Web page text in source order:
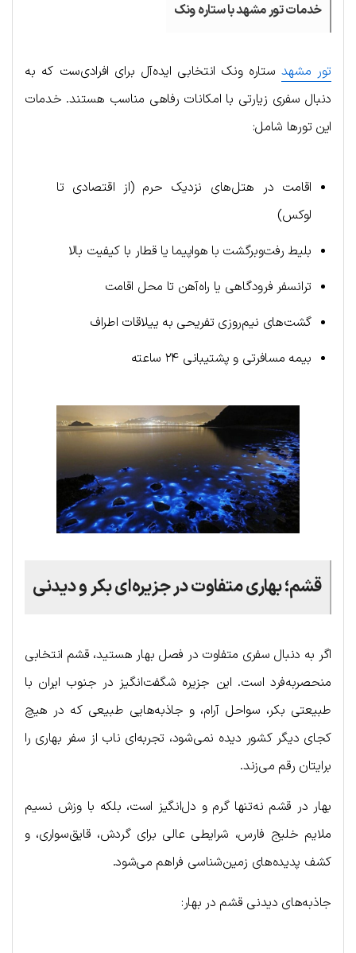
خدمات تور مشهد با ستاره ونک
تور مشهد ستاره ونک انتخابی ایده‌آل برای افرادی‌ست که به
دنبال سفری زیارتی با امکانات رفاهی مناسب هستند. خدمات
این تورها شامل:
اقامت در هتل‌های نزدیک حرم (از اقتصادی تا
لوکس)
بلیط رفت‌و‌برگشت با هواپیما یا قطار با کیفیت بالا
ترانسفر فرودگاهی یا راه‌آهن تا محل اقامت
گشت‌های نیم‌روزی تفریحی به ییلاقات اطراف
بیمه مسافرتی و پشتیبانی ۲۴ ساعته
قشم؛ بهاری متفاوت در جزیره‌ای بکر و دیدنی
اگر به دنبال سفری متفاوت در فصل بهار هستید، قشم انتخابی
منحصربه‌فرد است. این جزیره‌ شگفت‌انگیز در جنوب ایران با
طبیعتی بکر، سواحل آرام، و جاذبه‌هایی طبیعی که در هیچ
کجای دیگر کشور دیده نمی‌شود، تجربه‌ای ناب از سفر بهاری را
برایتان رقم می‌زند.
بهار در قشم نه‌تنها گرم و دل‌انگیز است، بلکه با وزش نسیم
ملایم خلیج فارس، شرایطی عالی برای گردش، قایق‌سواری، و
کشف پدیده‌های زمین‌شناسی فراهم می‌شود.
جاذبه‌های دیدنی قشم در بهار: